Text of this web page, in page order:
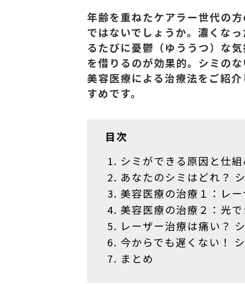
年齢を重ねたケアラー世代の
ではないでしょうか。濃くな
るたびに憂鬱（ゆううつ）な
を借りるのが効果的。シミの
美容医療による治療法をご紹
すめです。
目次
シミができる原因と仕組
あなたのシミはどれ？
美容医療の治療１：レ
美容医療の治療２：光
レーザー治療は痛い？
今からでも遅くない！
まとめ